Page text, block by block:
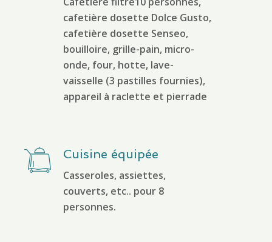
cafetière dosette Dolce Gusto,
cafetière dosette Senseo,
bouilloire, grille-pain, micro-
onde, four, hotte, lave-
vaisselle (3 pastilles fournies),
appareil à raclette et pierrade
Cuisine équipée
Casseroles, assiettes,
couverts, etc.. pour 8
personnes.